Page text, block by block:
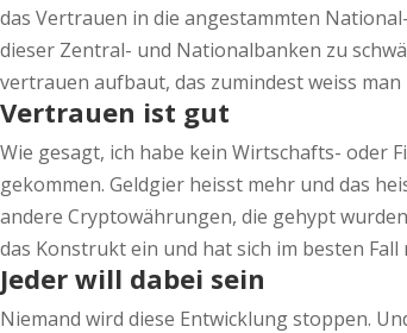
das Vertrauen in die angestammten
dieser Zentral- und Nationalbanken zu
vertrauen aufbaut, das zumindest weiss
Vertrauen ist gut
Wie gesagt, ich habe kein Wirtschafts- oder
gekommen. Geldgier heisst mehr und das
andere Cryptowährungen, die gehypt
das Konstrukt ein und hat sich im besten
Jeder will dabei sein
Niemand wird diese Entwicklung stoppen.